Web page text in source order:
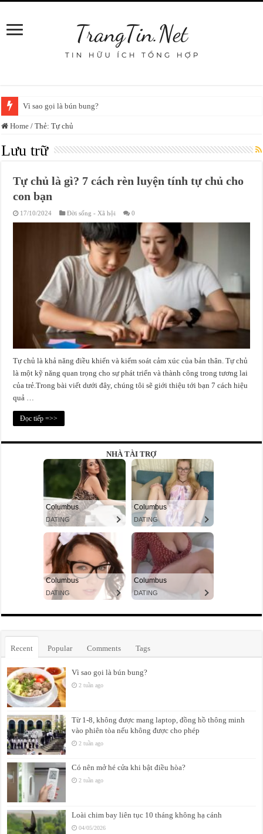
Vì sao gọi là bún bung?
Home / Thẻ:Tự chủ
Lưu trữ
Tự chủ là gì? 7 cách rèn luyện tính tự chủ cho
con bạn
17/10/2024 Đời sống - Xã hội 0
Tự chủ là khả năng điều khiển và kiểm soát cảm xúc của bản thân. Tự chủ
là một kỹ năng quan trọng cho sự phát triển và thành công trong tương lai
của trẻ.Trong bài viết dưới đây, chúng tôi sẽ giới thiệu tới bạn 7 cách hiệu
quả …
Đọc tiếp =>>
NHÀ TÀI TRỢ
Recent Popular Comments Tags
Vì sao gọi là bún bung?
2 tuần ago
Từ 1-8, không được mang laptop, đồng hồ thông minh
vào phiên tòa nếu không được cho phép
2 tuần ago
Có nên mở hé cửa khi bật điều hòa?
2 tuần ago
Loài chim bay liên tục 10 tháng không hạ cánh
04/05/2026